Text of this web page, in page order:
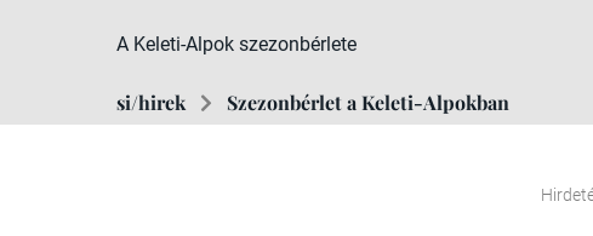
A Keleti-Alpok szezonbérlete
si/hirek Szezonbérlet a Keleti-Alpokban